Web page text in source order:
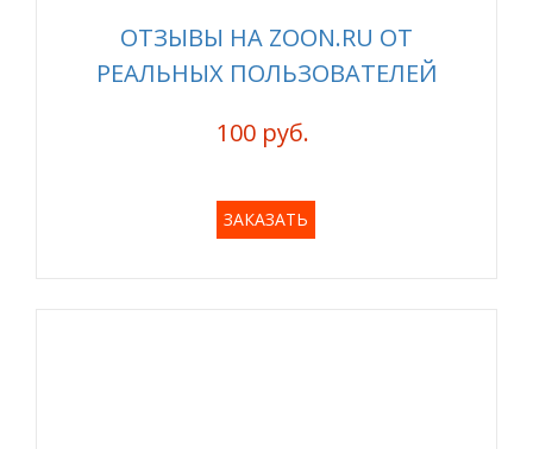
ОТЗЫВЫ НА ZOON.RU ОТ
РЕАЛЬНЫХ ПОЛЬЗОВАТЕЛЕЙ
100 руб.
ЗАКАЗАТЬ